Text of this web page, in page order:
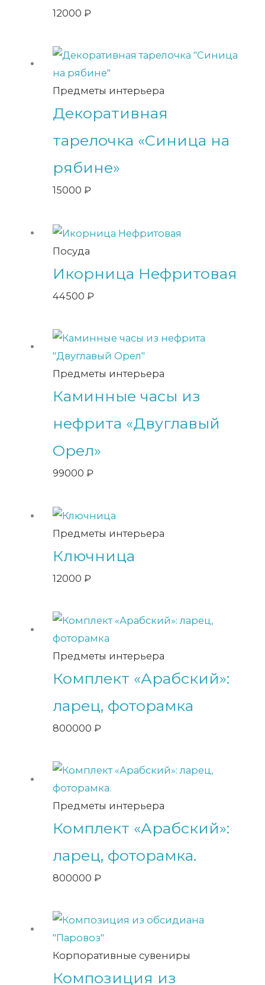
12000₽
Предметы интерьера
Декоративная
тарелочка «Синица на
рябине»
15000₽
Посуда
Икорница Нефритовая
44500₽
Предметы интерьера
Каминные часы из
нефрита «Двуглавый
Орел»
99000₽
Предметы интерьера
Ключница
12000₽
Предметы интерьера
Комплект «Арабский»:
ларец, фоторамка
800000₽
Предметы интерьера
Комплект «Арабский»:
ларец, фоторамка.
800000₽
Корпоративные сувениры
Композиция из